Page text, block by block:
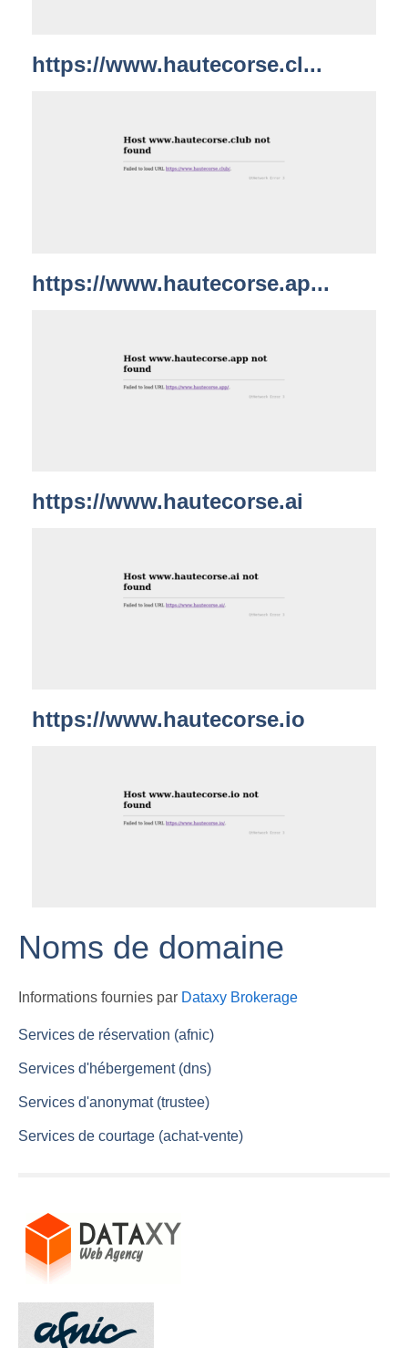
https://www.hautecorse.cl...
https://www.hautecorse.ap...
https://www.hautecorse.ai
https://www.hautecorse.io
Noms de domaine
Informations fournies par Dataxy Brokerage
Services de réservation (afnic)
Services d'hébergement (dns)
Services d'anonymat (trustee)
Services de courtage (achat-vente)